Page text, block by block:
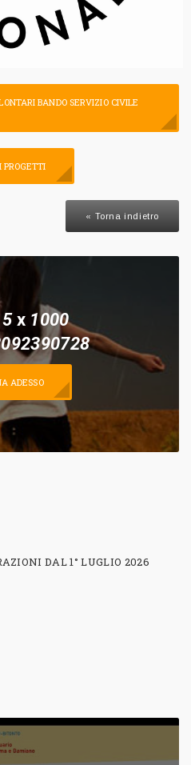
BANDO SERVIZIO CIVILE
« Torna indietro
5x 1000
ADESSO
DAL 1° LUGLIO 2026